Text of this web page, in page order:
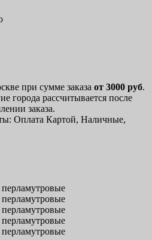
при сумме заказа от 3000 руб.
города рассчитывается после
заказа.
Оплата Картой, Наличные,